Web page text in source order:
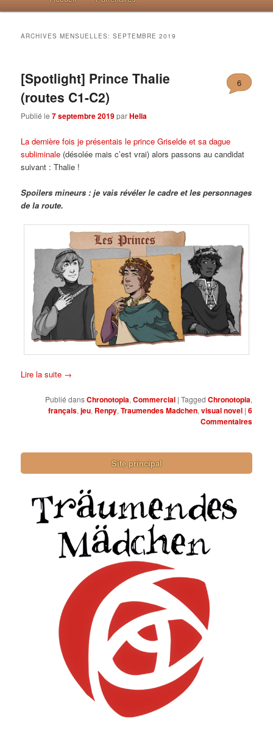
ARCHIVES MENSUELLES:SEPTEMBRE 2019
[Spotlight] Prince Thalie
(routes C1-C2)
Publié le7 septembre 2019parHelia
6
La dernière fois je présentais le prince Griselde et sa dague
subliminale (désolée mais c’est vrai) alors passons au candidat
suivant : Thalie !
Spoilers mineurs : je vais révéler le cadre et les personnages
de la route.
Lire la suite →
Publié dansChronotopia, Commercial | Tagged Chronotopia,
français, jeu, Renpy, Traumendes Madchen, visual novel | 6
Commentaires
Site principal